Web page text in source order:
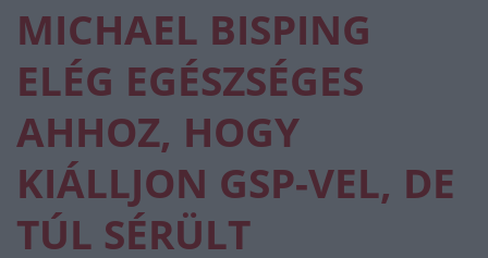
MICHAEL BISPING
ELÉG EGÉSZSÉGES
AHHOZ, HOGY
KIÁLLJON GSP-VEL, DE
TÚL SÉRÜLT